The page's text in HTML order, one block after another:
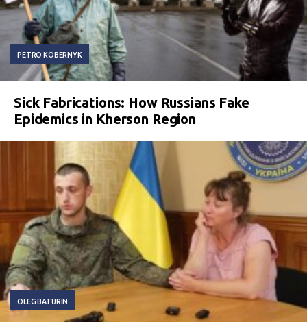
PETRO KOBERNYK
Sick Fabrications: How Russians Fake
Epidemics in Kherson Region
OLEG BATURIN